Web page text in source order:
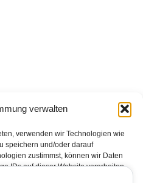
verwalten
verwenden wir Technologien wie
speichern und/oder darauf
zustimmst, können wir Daten
IDs auf dieser Website verarbeiten.